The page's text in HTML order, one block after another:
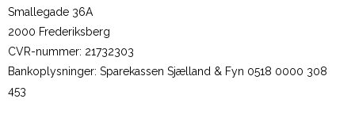
Smallegade 36A
2000 Frederiksberg
CVR-nummer: 21732303
Bankoplysninger: Sparekassen Sjælland & Fyn 0518 0000 308
453